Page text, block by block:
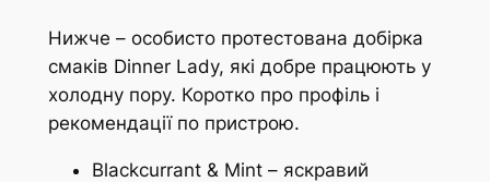
Нижче – особисто протестована добірка
смаків Dinner Lady, які добре працюють у
холодну пору. Коротко про профіль і
рекомендації по пристрою.
Blackcurrant & Mint – яскравий